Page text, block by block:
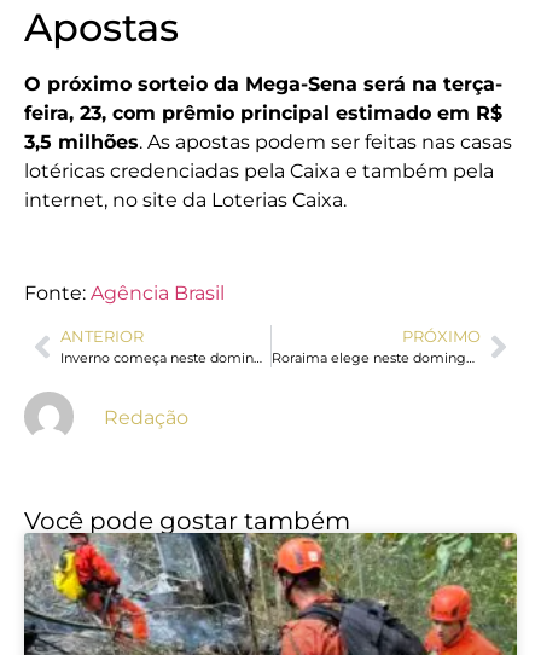
Apostas
O próximo sorteio da Mega-Sena será na terça-
feira, 23, com prêmio principal estimado em R$
3,5 milhões. As apostas podem ser feitas nas casas
lotéricas credenciadas pela Caixa e também pela
internet, no site da Loterias Caixa.
Fonte: Agência Brasil
ANTERIOR
Inverno começa neste domingo no Brasil e terá impacto do El Niño
PRÓXIMO
Roraima elege neste domingo governador para mandato tampão até 2027
Redação
Você pode gostar também